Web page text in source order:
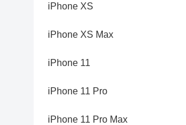
iPhone XS
iPhone XS Max
iPhone 11
iPhone 11 Pro
iPhone 11 Pro Max